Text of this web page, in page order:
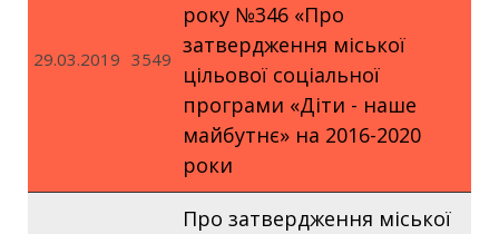
29.03.2019 3549
року №346 «Про
затвердження міської
цільової соціальної
програми «Діти - наше
майбутнє» на 2016-2020
роки
Про затвердження міської